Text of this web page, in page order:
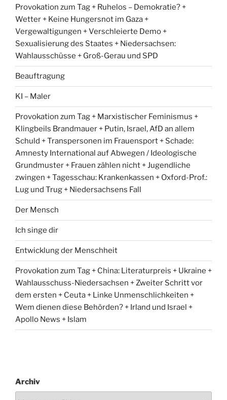
Provokation zum Tag + Ruhelos – Demokratie? +
Wetter + Keine Hungersnot im Gaza +
Vergewaltigungen + Verschleierte Demo +
Sexualisierung des Staates + Niedersachsen:
Wahlausschüsse + Groß-Gerau und SPD
Beauftragung
KI – Maler
Provokation zum Tag + Marxistischer Feminismus +
Klingbeils Brandmauer + Putin, Israel, AfD an allem
Schuld + Transpersonen im Frauensport + Schade:
Amnesty International auf Abwegen / Ideologische
Grundmuster + Frauen zählen nicht + Jugendliche
zwingen + Tagesschau: Krankenkassen + Oxford-Prof.:
Lug und Trug + Niedersachsens Fall
Der Mensch
Ich singe dir
Entwicklung der Menschheit
Provokation zum Tag + China: Literaturpreis + Ukraine +
Wahlausschuss-Niedersachsen + Zweiter Schritt vor
dem ersten + Ceuta + Linke Unmenschlichkeiten +
Wem dienen diese Behörden? + Irland und Israel +
Apollo News + Islam
Archiv